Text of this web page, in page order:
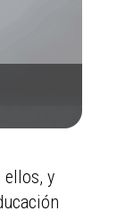
ellos, y